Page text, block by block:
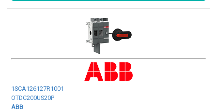
1SCA126127R1001
OTDC200US20P
ABB